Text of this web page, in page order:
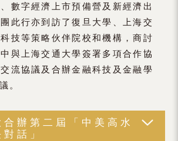
數字經濟上市預備營及新經濟出
此行亦到訪了復旦大學、上海交
技等策略伙伴院校和機構，商討
與上海交通大學簽署多項合作協
流協議及合辦金融科技及金融學
。
辦第二屆「中美高水
話」